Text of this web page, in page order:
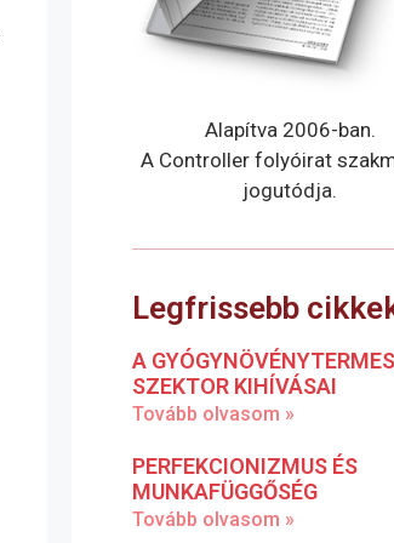
Alapítva 2006-ban.
A Controller folyóirat
jogutódja.
Legfrissebb
A
SZEKTOR KIHÍVÁSAI
Tovább olvasom »
PERFEKCIONIZMUS ÉS
MUNKAFÜGGŐSÉG
Tovább olvasom »